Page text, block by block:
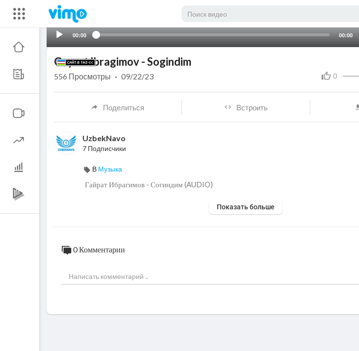
00:00 00:00
Gayrat Ibragimov - Sogindim
0
556 Просмотры · 09/22/23
Поделиться Встроить
UzbekNavo
7 Подписчики
В Музыка
⁣ Гайрат Ибрагимов - Согиндим (AUDIO)
Показать больше
0 Комментарии